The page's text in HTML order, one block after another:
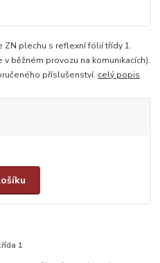
ZN plechu s reflexní fólií třídy 1.
běžném provozu na komunikacích).
příslušenství. celý popis
1